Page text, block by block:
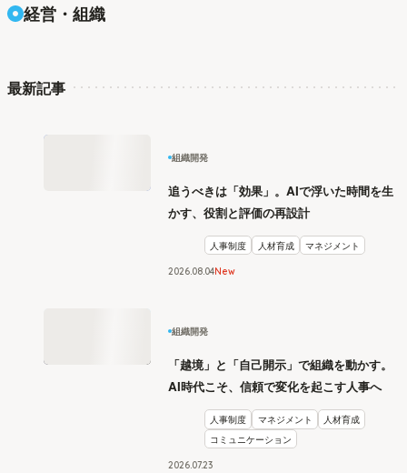
経営・組織
最新記事
組織開発
追うべきは「効果」。AIで浮いた時間を生
かす、役割と評価の再設計
人事制度 人材育成 マネジメント
2026.08 04New
組織開発
「越境」と「自己開示」で組織を動かす。
AI時代こそ、信頼で変化を起こす人事へ
人事制度 マネジメント
人材育成
コミュニケーション
2026.0723